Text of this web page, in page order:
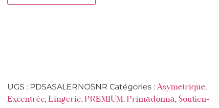
UGS : PDSASALERNOSNR Catégories : Asymetrique,
Excentrée, Lingerie, PREMIUM, Primadonna, Soutien-